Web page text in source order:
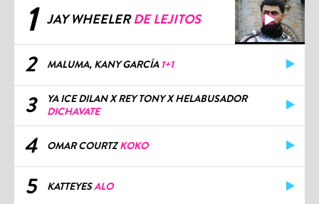
1 JAY WHEELERDE LEJITOS
2 MALUMA, KANY GARCÍA 1+1
3
YA ICE DILAN X REY TONY X HELABUSADOR
DICHAVATE
4 OMAR COURTZKOKO
5 KATTEYESALO